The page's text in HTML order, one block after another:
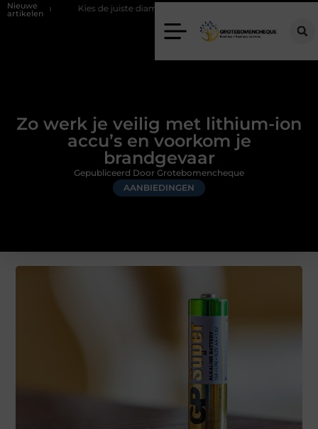
Nieuwe
artikelen
de juiste diamantboor voor uw project
Zo werk je veilig met lithium-ion
accu’s en voorkom je
brandgevaar
AANBIEDINGEN
Gepubliceerd Door Grotebomencheque